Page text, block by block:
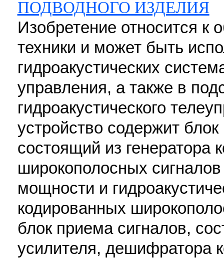
ПОДВОДНОГО ИЗДЕЛИЯ
Изобретение относится к
техники и может быть
гидроакустических
управления, а также в
гидроакустического
устройство содержит
состоящий из генератора
широкополосных
мощности и
кодированных
блок приема сигналов,
усилителя, дешифратора